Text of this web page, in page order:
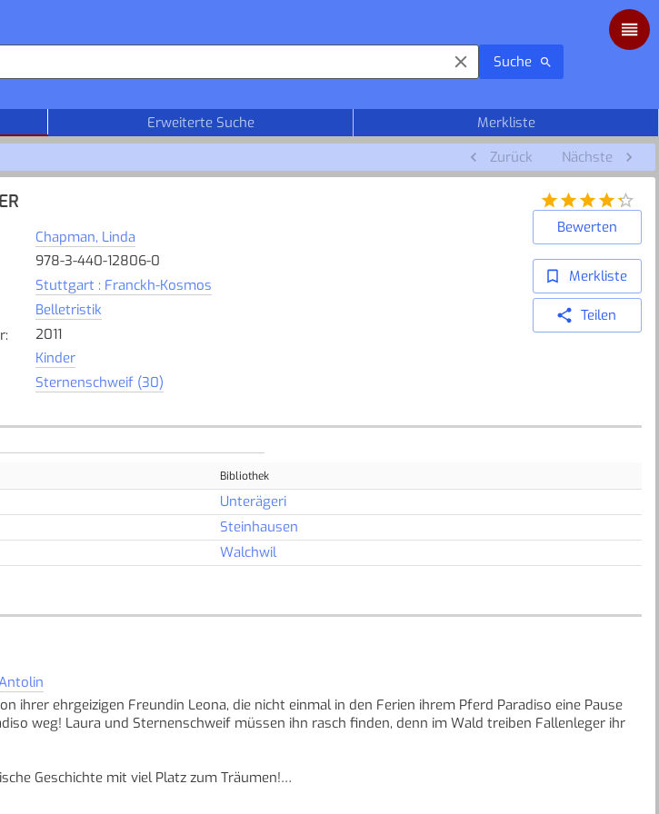
Suche
Erweiterte Suche
Merkliste
Zurück Nächste
Chapman, Linda
978-3-440-12806-0
Stuttgart : Franckh-Kosmos
Belletristik
:
2011
Kinder
Sternenschweif (30)
Bewerten
Merkliste
Teilen
Bibliothek
Unterägeri
Steinhausen
Walchwil
ihrer ehrgeizigen Freundin Leona, die nicht einmal in den Ferien ihrem Pferd Paradiso eine Pause
weg! Laura und Sternenschweif müssen ihn rasch finden, denn im Wald treiben Fallenleger ihr
Geschichte mit viel Platz zum Träumen!
ChatGPT